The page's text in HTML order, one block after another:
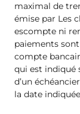
maximal de
émise par Les
escompte ni
paiements
compte
qui est indiqué
d’un
la date